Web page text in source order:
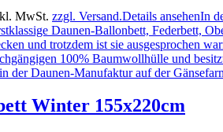
MwSt. zzgl. Versand.Details ansehenIn
Winter 155x220cm